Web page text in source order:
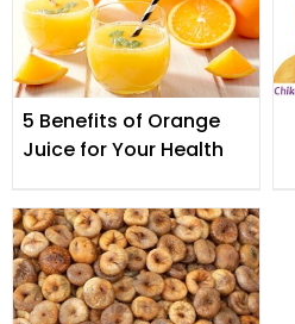
5 Benefits of Orange
Juice for Your Health